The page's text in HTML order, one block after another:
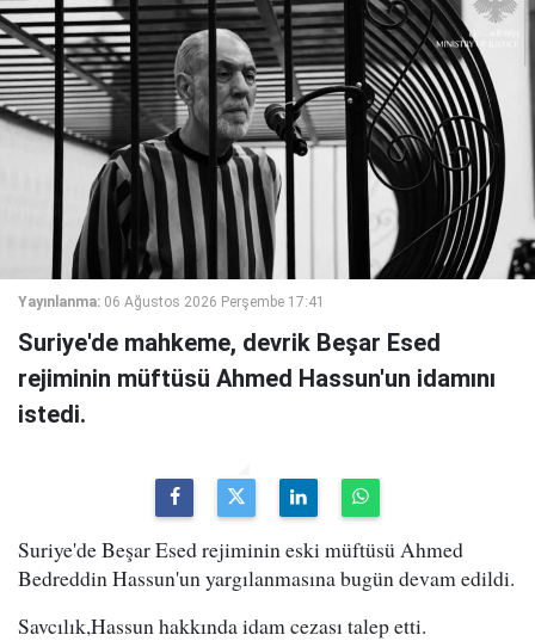
Yayınlanma: 06 Ağustos 2026 Perşembe 17:41
Suriye'de mahkeme, devrik Beşar Esed
rejiminin müftüsü Ahmed Hassun'un idamını
istedi.
Suriye'de Beşar Esed rejiminin eski müftüsü Ahmed
Bedreddin Hassun'un yargılanmasına bugün devam edildi.
Savcılık,Hassun hakkında idam cezası talep etti.